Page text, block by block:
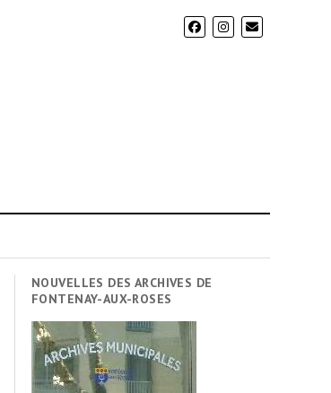
NOUVELLES DES ARCHIVES DE
FONTENAY-AUX-ROSES